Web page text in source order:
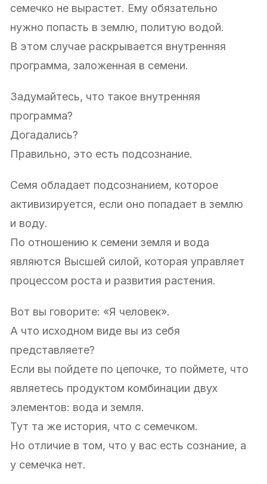
семечко не вырастет. Ему обязательно
нужно попасть в землю, политую водой.
В этом случае раскрывается внутренняя
программа, заложенная в семени.
Задумайтесь, что такое внутренняя
программа?
Догадались?
Правильно, это есть подсознание.
Семя обладает подсознанием, которое
активизируется, если оно попадает в землю
и воду.
По отношению к семени земля и вода
являются Высшей силой, которая управляет
процессом роста и развития растения.
Вот вы говорите: «Я человек».
А что исходном виде вы из себя
представляете?
Если вы пойдете по цепочке, то поймете, что
являетесь продуктом комбинации двух
элементов: вода и земля.
Тут та же история, что с семечком.
Но отличие в том, что у вас есть сознание, а
у семечка нет.